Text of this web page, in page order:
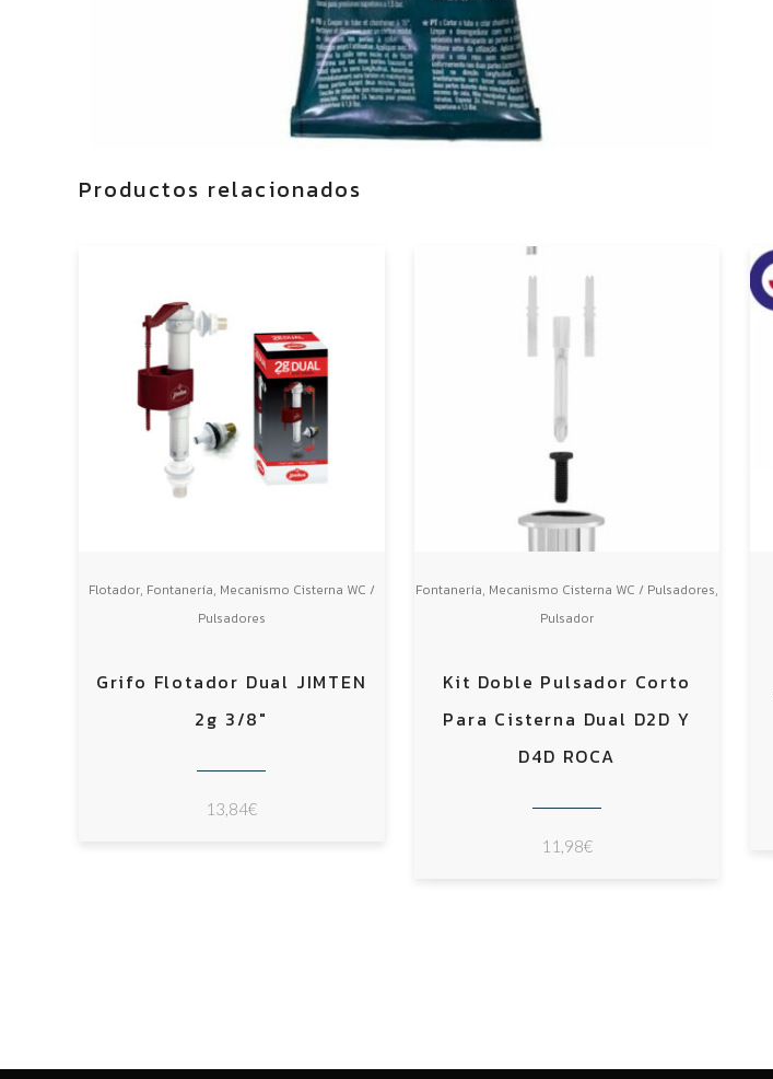
Productos relacionados
Flotador, Fontanería, Mecanismo Cisterna WC /
Pulsadores
Grifo Flotador Dual JIMTEN
2g 3/8″
13,84€
Fontanería, Mecanismo Cisterna WC / Pulsadores,
Pulsador
Kit Doble Pulsador Corto
Para Cisterna Dual D2D Y
D4D ROCA
11,98€